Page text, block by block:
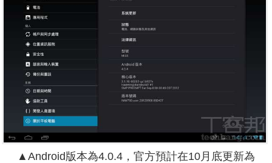
▲Android版本為4.0.4，官方預計在10月底更新為